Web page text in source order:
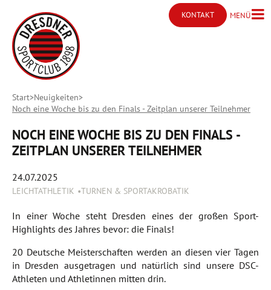
KONTAKT
Kontakt öffnen
MENÜMenü
Start Neuigkeiten
Noch eine Woche bis zu den Finals - Zeitplan unserer Teilnehmer
NOCH EINE WOCHE BIS ZU DEN FINALS -
ZEITPLAN UNSERER TEILNEHMER
24.07.2025
LEICHTATHLETIK TURNEN & SPORTAKROBATIK
In einer Woche steht Dresden eines der großen Sport-
Highlights des Jahres bevor: die Finals!
20 Deutsche Meisterschaften werden an diesen vier Tagen
in Dresden ausgetragen und natürlich sind unsere DSC-
Athleten und Athletinnen mitten drin.